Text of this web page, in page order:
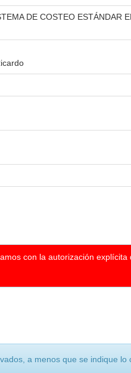
DE COSTEO ESTÁNDAR
con la autorización
a menos que se indique lo